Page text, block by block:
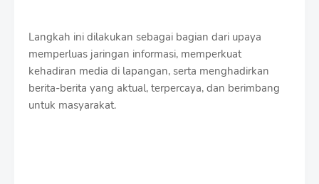
Langkah ini dilakukan sebagai bagian dari upaya
memperluas jaringan informasi, memperkuat
kehadiran media di lapangan, serta menghadirkan
berita-berita yang aktual, terpercaya, dan berimbang
untuk masyarakat.